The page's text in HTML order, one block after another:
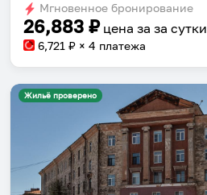
Мгновенное бронирование
26,883 ₽ цена за за сутки
6,721 ₽ × 4 платежа
Жильё проверено